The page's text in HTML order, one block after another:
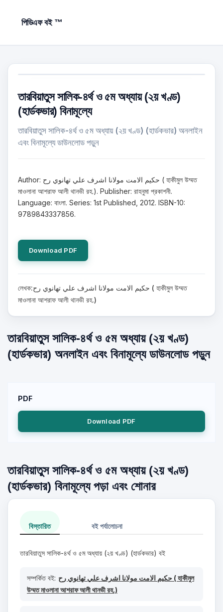
পিডিএফ বই ™
তারবিয়াতুস সালিক-৪র্থ ও ৫ম অধ্যায় (২য় খণ্ড)
(হার্ডকভার) বিনামূল্যে
তারবিয়াতুস সালিক-৪র্থ ও ৫ম অধ্যায় (২য় খণ্ড) (হার্ডকভার) অনলাইন
এবং বিনামূল্যে ডাউনলোড পড়ুন
Author: حكيم الامت مولانا اشرف علي تهانوي رح ( হাকীমুল উম্মত
মাওলানা আশরাফ আলী থানভী রহ.). Publisher: রাহনুমা প্রকাশনী.
Language: বাংলা. Series: 1st Published, 2012. ISBN-10:
9789843337856.
Download PDF
লেখক:حكيم الامت مولانا اشرف علي تهانوي رح ( হাকীমুল উম্মত
মাওলানা আশরাফ আলী থানভী রহ.)
তারবিয়াতুস সালিক-৪র্থ ও ৫ম অধ্যায় (২য় খণ্ড)
(হার্ডকভার) অনলাইন এবং বিনামূল্যে ডাউনলোড পড়ুন
PDF
Download PDF
তারবিয়াতুস সালিক-৪র্থ ও ৫ম অধ্যায় (২য় খণ্ড)
(হার্ডকভার) বিনামূল্যে পড়া এবং শোনার
বিস্তারিত বই পর্যালোচনা
তারবিয়াতুস সালিক-৪র্থ ও ৫ম অধ্যায় (২য় খণ্ড) (হার্ডকভার) বই
সম্পর্কিত বই: حكيم الامت مولانا اشرف علي تهانوي رح ( হাকীমুল
উম্মত মাওলানা আশরাফ আলী থানভী রহ.)